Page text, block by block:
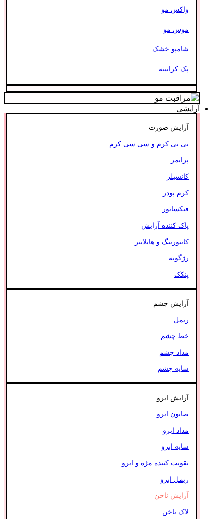
واکس مو
موس مو
شامپو خشک
پک کراتینه
آرایشی
آرایش صورت
بی بی کرم و سی سی کرم
پرایمر
کانسیلر
کرم پودر
فیکساتور
پاک کننده آرایش
کانتورینگ و هایلایتر
رژگونه
پنکک
آرایش چشم
ریمل
خط چشم
مداد چشم
سایه چشم
آرایش ابرو
صابون ابرو
مداد ابرو
سایه ابرو
تقویت کننده مژه و ابرو
ریمل ابرو
آرایش ناخن
لاک ناخن